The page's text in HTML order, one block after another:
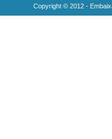
Copyright © 2012 -